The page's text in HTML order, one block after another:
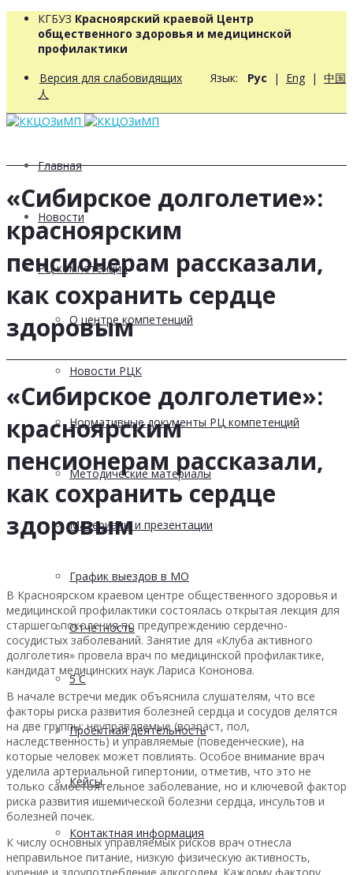
КГБУЗ Красноярский краевой Центр
общественного здоровья и медицинской
профилактики
Версия для слабовидящих Язык: Рус | Eng | 中国
人
Главная
Новости
РЦ компетенций
О центре компетенций
Новости РЦК
Нормативные документы РЦ компетенций
Методические материалы
Материалы и презентации
График выездов в МО
Отчетность
5 С
Проектная деятельность
Кейсы
Контактная информация
«Сибирское долголетие»:
красноярским
пенсионерам рассказали,
как сохранить сердце
здоровым
«Сибирское долголетие»:
красноярским
пенсионерам рассказали,
как сохранить сердце
здоровым
В Красноярском краевом центре общественного здоровья и
медицинской профилактики состоялась открытая лекция для
старшего поколения по предупреждению сердечно-
сосудистых заболеваний. Занятие для «Клуба активного
долголетия» провела врач по медицинской профилактике,
кандидат медицинских наук Лариса Кононова.
В начале встречи медик объяснила слушателям, что все
факторы риска развития болезней сердца и сосудов делятся
на две группы: неуправляемые (возраст, пол,
наследственность) и управляемые (поведенческие), на
которые человек может повлиять. Особое внимание врач
уделила артериальной гипертонии, отметив, что это не
только самостоятельное заболевание, но и ключевой фактор
риска развития ишемической болезни сердца, инсультов и
болезней почек.
К числу основных управляемых рисков врач отнесла
неправильное питание, низкую физическую активность,